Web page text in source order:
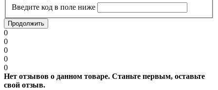
Введите код в поле ниже
Продолжить
0
0
0
0
0
Нет отзывов о данном товаре. Станьте первым, оставьте
свой отзыв.